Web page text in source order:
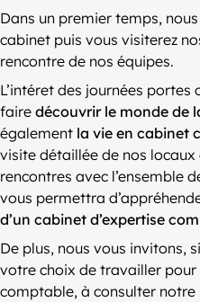
Dans un premier temps,
cabinet puis vous visiterez
rencontre de nos équipes.
L’intéret des journées
faire découvrir le monde de
également la vie en cabinet
visite détaillée de nos
rencontres avec l’ensemble
vous permettra
d’un cabinet d’expertise
De plus, nous vous invitons,
votre choix de travailler pour
comptable, à consulter notre